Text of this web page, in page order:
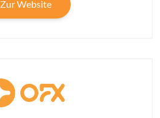
Zur Website